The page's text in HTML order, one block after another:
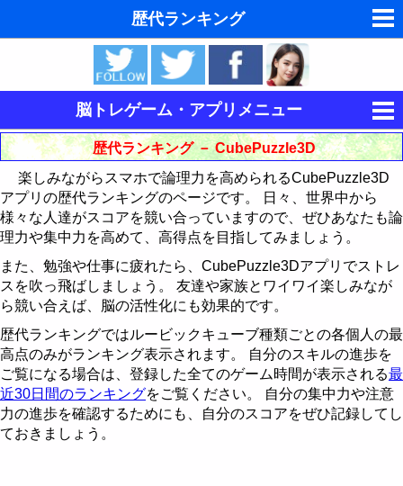
歴代ランキング
夢の夢占い
東洋・西洋占星術
ホラリー占星術
手相占いで未来診断
タロットカードで無料占い
飛星派風水で住宅開運
男と女の心理学と心理テスト
脳の機能と心と体の健康
Western-Eastern Astrology
脳トレゲーム・アプリメニュー
集中力を鍛える
キングをたたけ
歴代ランキング
最近30日間のランキング
Follow The Order
歴代ランキング
最近30日間のランキング
記憶力を鍛える
神経衰弱
歴代ランキング
最近30日間のランキング
論理力を鍛える
15パズル
15パズルの解き方
歴代ランキング
最近30日間のランキング
CubePuzzle3D
CubePuzzle3D攻略法
歴代ランキング
最近30日間のランキング
運動制御能力を鍛える
BikeRace3D
歴代ランキング
RealBreaker3D
歴代ランキング － CubePuzzle3D
楽しみながらスマホで論理力を高められるCubePuzzle3D
アプリの歴代ランキングのページです。 日々、世界中から
様々な人達がスコアを競い合っていますので、ぜひあなたも論
理力や集中力を高めて、高得点を目指してみましょう。
また、勉強や仕事に疲れたら、CubePuzzle3Dアプリでストレ
スを吹っ飛ばしましょう。 友達や家族とワイワイ楽しみなが
ら競い合えば、脳の活性化にも効果的です。
歴代ランキングではルービックキューブ種類ごとの各個人の最
高点のみがランキング表示されます。 自分のスキルの進歩を
ご覧になる場合は、登録した全てのゲーム時間が表示される最
近30日間のランキングをご覧ください。 自分の集中力や注意
力の進歩を確認するためにも、自分のスコアをぜひ記録してし
ておきましょう。